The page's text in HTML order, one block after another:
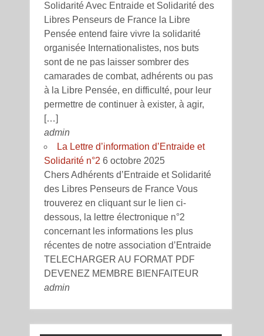
Solidarité Avec Entraide et Solidarité des
Libres Penseurs de France la Libre
Pensée entend faire vivre la solidarité
organisée Internationalistes, nos buts
sont de ne pas laisser sombrer des
camarades de combat, adhérents ou pas
à la Libre Pensée, en difficulté, pour leur
permettre de continuer à exister, à agir,
[…]
admin
La Lettre d’information d’Entraide et
Solidarité n°2 6 octobre 2025
Chers Adhérents d’Entraide et Solidarité
des Libres Penseurs de France Vous
trouverez en cliquant sur le lien ci-
dessous, la lettre électronique n°2
concernant les informations les plus
récentes de notre association d’Entraide
TELECHARGER AU FORMAT PDF
DEVENEZ MEMBRE BIENFAITEUR
admin